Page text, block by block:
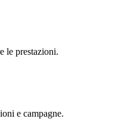
le prestazioni.
e campagne.